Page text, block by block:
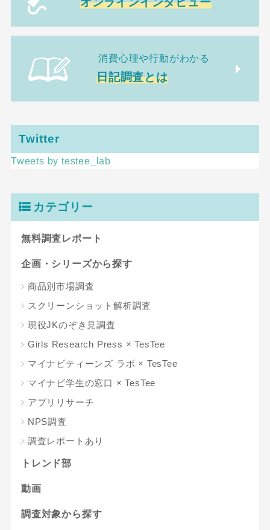
消費心理や行動がわかる
日記調査とは
Twitter
Tweets by testee_lab
カテゴリー
無料調査レポート
企画・シリーズから探す
商品別市場調査
スクリーンショット解析調査
現役JKのぞき見調査
Girls Research Press × TesTee
マイナビティーンズ ラボ × TesTee
マイナビ学生の窓口 × TesTee
アプリリサーチ
NPS調査
調査レポートあり
トレンド部
動画
調査対象から探す